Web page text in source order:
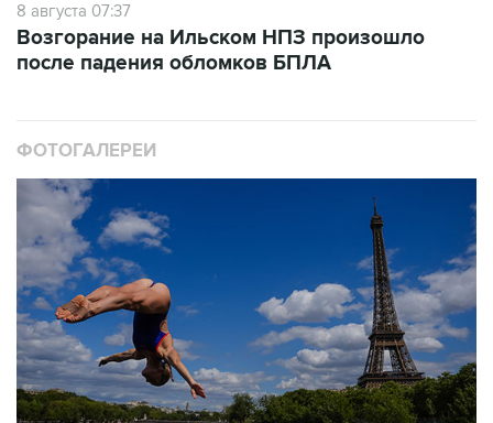
8 августа 07:37
Возгорание на Ильском НПЗ произошло
после падения обломков БПЛА
ФОТОГАЛЕРЕИ